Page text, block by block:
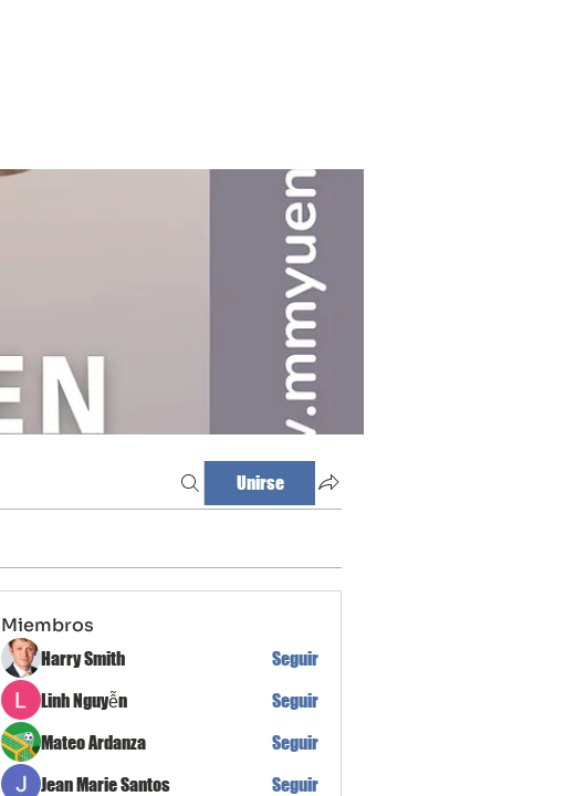
Unirse
Miembros
Harry Smith
Seguir
Linh Nguyễn
Seguir
Mateo Ardanza
Seguir
Jean Marie Santos
Seguir